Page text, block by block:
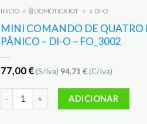
INICIO ○ 🎚️ DOMOTICA IOT ○ ○ DI-O
MINI COMANDO DE QUATRO
PÂNICO – DI-O – FO_3002
77,00 € (S/Iva) 94,71 € (C/Iva)
Quantidade de Mini comando de
ADICIONAR